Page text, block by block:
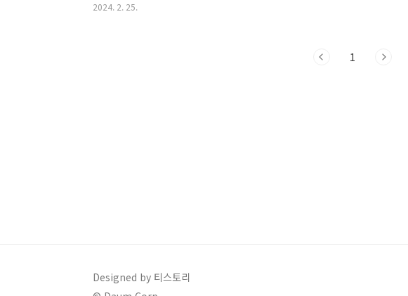
강을 돕는 비타민 C, 비타민K, 그리고 엽산과 같은, 산화 방지제, 비타민, 그리고
2024. 2. 25.
1
Designed by 티스토리